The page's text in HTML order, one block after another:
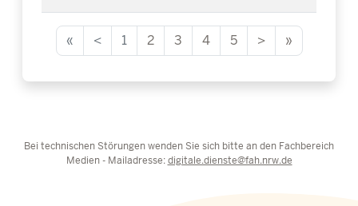
« < 1 2 3 4 5 > »
Bei technischen Störungen wenden Sie sich bitte an den Fachbereich
Medien - Mailadresse:digitale.dienste@fah.nrw.de